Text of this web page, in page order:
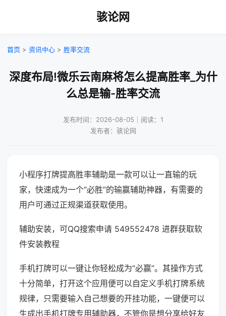
骇论网
首页 > 资讯中心 > 胜率交流
深度布局!微乐云南麻将怎么提高胜率_为什
么总是输-胜率交流
发布时间：2026-08-05｜阅读：1
发布者：骇论网
小程序打牌提高胜率辅助是一款可以让一直输的玩
家，快速成为一个“必胜”的输赢辅助神器，有需要的
用户可通过正规渠道获取使用。
辅助安装，可QQ搜索申请 549552478 进群获取软
件安装教程
手机打牌可以一键让你轻松成为“必赢”。其操作方式
十分简单，打开这个应用便可以自定义手机打牌系统
规律，只需要输入自己想要的开挂功能，一键便可以
生成出手机打牌专用辅助器，不管你是想分享给好友